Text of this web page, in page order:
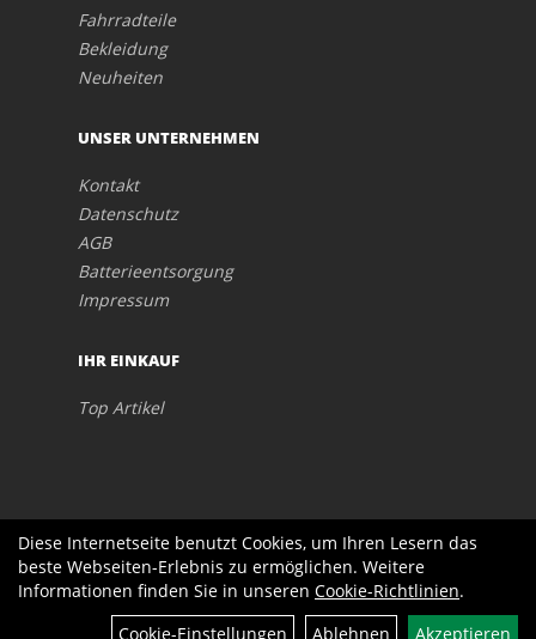
Fahrradteile
Bekleidung
Neuheiten
UNSER UNTERNEHMEN
Kontakt
Datenschutz
AGB
Batterieentsorgung
Impressum
IHR EINKAUF
Top Artikel
Diese Internetseite benutzt Cookies, um Ihren Lesern das
beste Webseiten-Erlebnis zu ermöglichen. Weitere
Informationen finden Sie in unseren Cookie-Richtlinien.
Cookie-Einstellungen
Ablehnen Akzeptieren